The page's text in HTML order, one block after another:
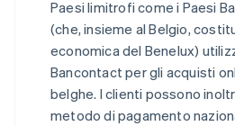
Paesi limitrofi come i Paesi
(che, insieme al Belgio,
economica del Benelux)
Bancontact per gli acquisti
belghe. I clienti possono
metodo di pagamento